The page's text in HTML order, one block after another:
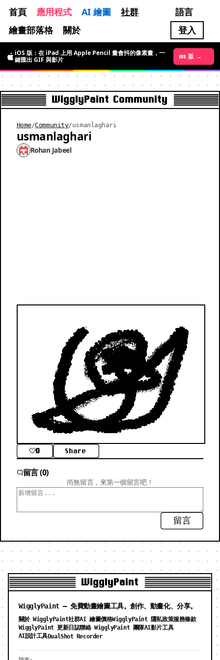
首頁 應用程式 AI 繪圖
社群
繪畫部落格
關於
語言
登入
Android 版 →
iOS 版：在 iPad 上用 Apple Pencil 畫會抖的像素畫，一
鍵匯出 GIF 與影片
iOS 版 →
WigglyPaint Community
Home /Community/usmanlaghari
usmanlaghari
Rohan Jabeel
0 Share
留言 (0)
尚無留言，來第一個留言吧！
留言
WigglyPaint
WigglyPaint — 免費動畫繪圖工具。創作、動畫化、分享。
關於 WigglyPaint社群AI 繪圖價格WigglyPaint 隱私政策服務條款
WigglyPaint 更新日誌聯絡 WigglyPaint 團隊AI影片工具
AI設計工具DualShot Recorder